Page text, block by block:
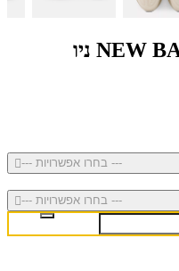
NEW BALANCE MORE WIDE ניו
--- בחרו אפשרויות ---
--- בחרו אפשרויות ---